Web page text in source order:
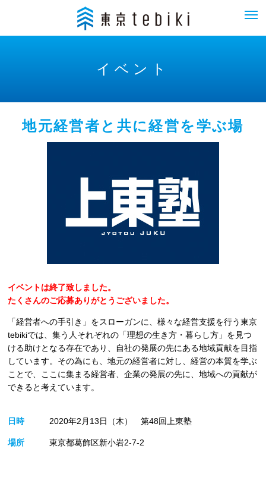
イベント
地元経営者と共に経営を学ぶ場
イベントは終了致しました。
たくさんのご応募ありがとうございました。
「経営者への手引き」をスローガンに、様々な経営支援を行う東京
tebikiでは、集う人それぞれの「理想の生き方・暮らし方」を見つ
ける助けとなる存在であり、自社の発展の先にある地域貢献を目指
しています。その為にも、地元の経営者に対し、経営の本質を学ぶ
ことで、ここに集まる経営者、企業の発展の先に、地域への貢献が
できると考えています。
日時 2020年2月13日（木） 第48回上東塾
場所 東京都葛飾区新小岩2-7-2